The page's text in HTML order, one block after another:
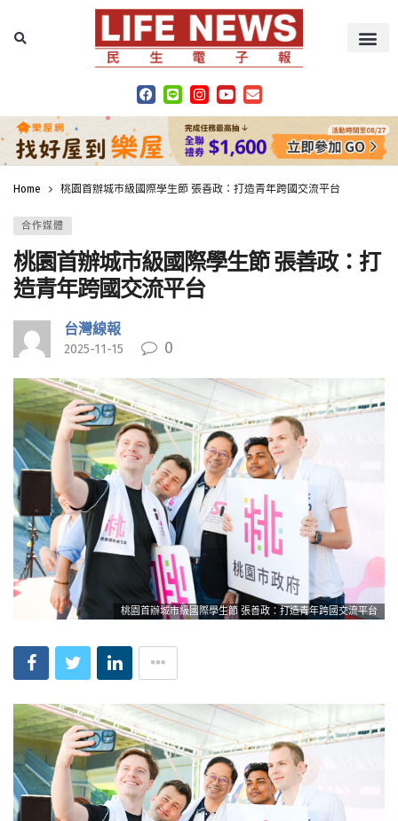
Home 桃園首辦城市級國際學生節 張善政：打造青年跨國交流平台
合作媒體
桃園首辦城市級國際學生節 張善政：打
造青年跨國交流平台
台灣線報
2025-11-15 0
桃園首辦城市級國際學生節 張善政：打造青年跨國交流平台